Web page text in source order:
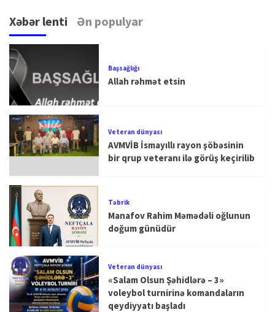
Xəbər lenti Ən populyar
Başsağlığı
Allah rəhmət etsin
Veteran dünyası
AVMVİB İsmayıllı rayon şöbəsinin
bir qrup veteranı ilə görüş keçirilib
Təbrik
Manafov Rahim Məmədəli oğlunun
doğum günüdür
Veteran dünyası
«Salam Olsun Şəhidlərə – 3»
voleybol turnirinə komandaların
qeydiyyatı başladı